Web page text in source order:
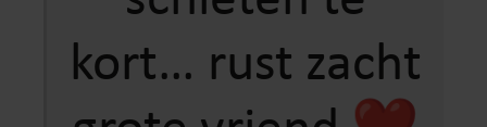
kort… rust zacht